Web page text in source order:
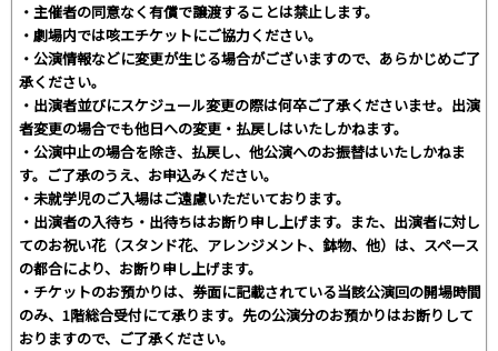
・主催者の同意なく有償で譲渡することは禁止します。
・劇場内では咳エチケットにご協力ください。
・公演情報などに変更が生じる場合がございますので、あらかじめご了
承ください。
・出演者並びにスケジュール変更の際は何卒ご了承くださいませ。出演
者変更の場合でも他日への変更・払戻しはいたしかねます。
・公演中止の場合を除き、払戻し、他公演へのお振替はいたしかねま
す。ご了承のうえ、お申込みください。
・未就学児のご入場はご遠慮いただいております。
・出演者の入待ち・出待ちはお断り申し上げます。また、出演者に対し
てのお祝い花（スタンド花、アレンジメント、鉢物、他）は、スペース
の都合により、お断り申し上げます。
・チケットのお預かりは、券面に記載されている当該公演回の開場時間
のみ、1階総合受付にて承ります。先の公演分のお預かりはお断りして
おりますので、ご了承ください。